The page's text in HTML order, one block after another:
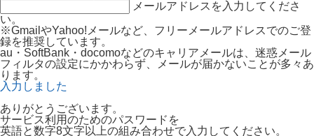
メールアドレスを入力してくださ
い。
※GmailやYahoo!メールなど、フリーメールアドレスでのご登
録を推奨しています。
au・SoftBank・docomoなどのキャリアメールは、迷惑メール
フィルタの設定にかかわらず、メールが届かないことが多々あ
ります。
入力しました
ありがとうございます。
サービス利用のためのパスワードを
英語と数字8文字以上の組み合わせで入力してください。